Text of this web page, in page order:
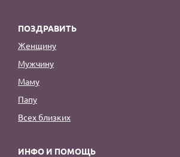
ПОЗДРАВИТЬ
Женщину
Мужчину
Маму
Папу
Всех близких
ИНФО И ПОМОЩЬ